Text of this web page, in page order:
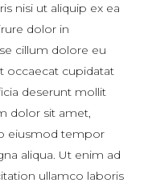
nisi ut aliquip ex ea
dolor in
cillum dolore eu
occaecat cupidatat
deserunt mollit
dolor sit amet,
eiusmod tempor
aliqua. Ut enim ad
ullamco laboris